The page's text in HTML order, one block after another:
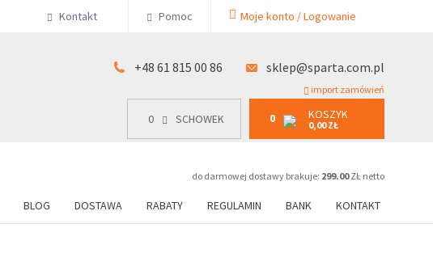
Kontakt Pomoc Moje konto / Logowanie
+48 61 815 00 86 sklep@sparta.com.pl
import zamówień
0 SCHOWEK 0 KOSZYK
0,00 ZŁ
do darmowej dostawy brakuje: 299.00ZŁ netto
BLOG DOSTAWA RABATY REGULAMIN BANK KONTAKT
0 SCHOWEK 0 KOSZYK
0,00 ZŁ
+48 61 815 00 86